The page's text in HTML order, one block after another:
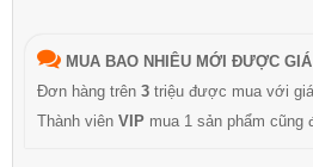
MUA BAO NHIÊU MỚI ĐƯỢC
Đơn hàng trên 3 triệu được mua với
Thành viên VIP mua 1 sản phẩm cũng